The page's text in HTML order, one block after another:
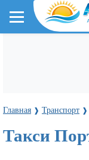
Главная ❱ Транспорт ❱
Такси